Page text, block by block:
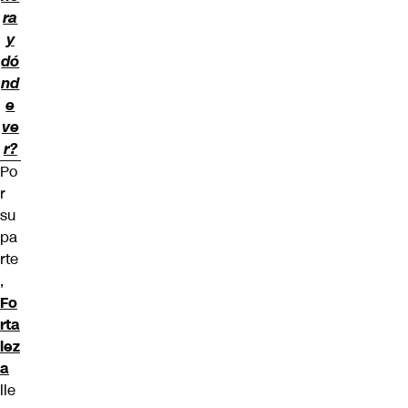
ra
y
dó
nd
e
ve
r?
Po
r
su
pa
rte
,
Fo
rta
lez
a
lle